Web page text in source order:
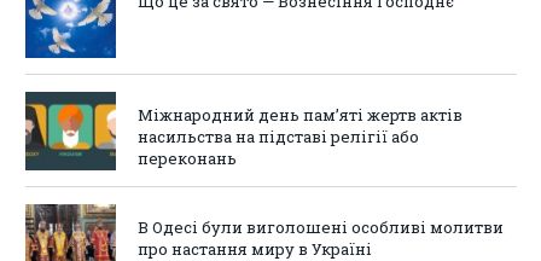
Міжнародний день пам’яті жертв актів
насильства на підставі релігії або
переконань
В Одесі були виголошені особливі молитви
про настання миру в Україні